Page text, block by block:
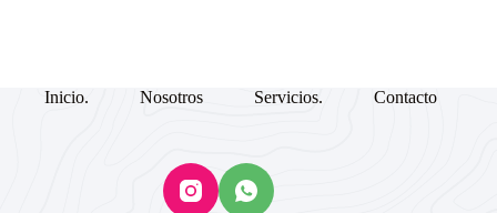
Inicio. Nosotros Servicios. Contacto